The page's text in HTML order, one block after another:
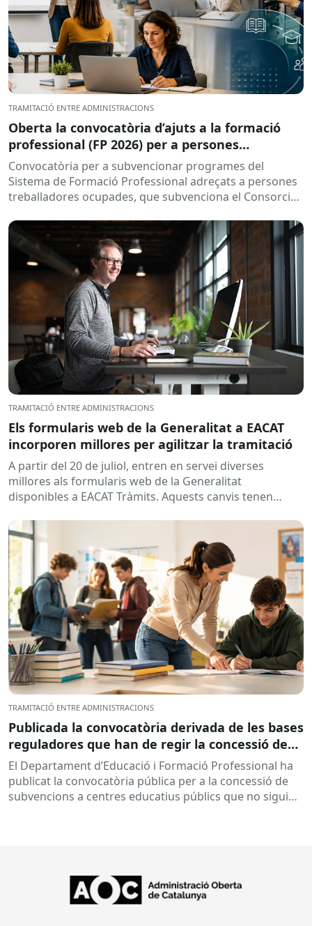
TRAMITACIÓ ENTRE ADMINISTRACIONS
Oberta la convocatòria d’ajuts a la formació
professional (FP 2026) per a persones
treballadores ocupades
Convocatòria per a subvencionar programes del
Sistema de Formació Professional adreçats a persones
treballadores ocupades, que subvenciona el Consorci
TRAMITACIÓ ENTRE ADMINISTRACIONS
Els formularis web de la Generalitat a EACAT
incorporen millores per agilitzar la tramitació
A partir del 20 de juliol, entren en servei diverses
millores als formularis web de la Generalitat
disponibles a EACAT Tràmits. Aquests canvis tenen
TRAMITACIÓ ENTRE ADMINISTRACIONS
Publicada la convocatòria derivada de les bases
reguladores que han de regir la concessió de
subvencions a centres educatius, per al
desenvolupament de programes de formació i
inserció, durant el curs 2026-2027
El Departament d’Educació i Formació Professional ha
publicat la convocatòria pública per a la concessió de
subvencions a centres educatius públics que no siguin